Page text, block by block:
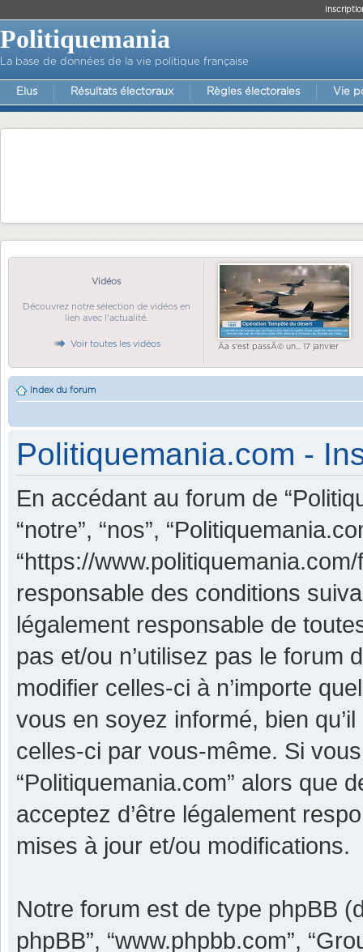
Politiquemania
La base de données de la vie politique française
Elus Résultats électoraux Règles électorales Vie
Vidéos
Découvrez notre sélection de vidéos en
lien avec l'actualité.
Voir toutes les vidéos Ãa s'est passÃ© un... 17 janvier
Index du forum
Politiquemania.com -
En accédant au forum de
“notre”, “nos”,
“https://
responsable des conditions
légalement responsable de
pas et/ou n’utilisez pas le forum
modifier celles-ci à n’importe
vous en soyez informé, bien
celles-ci par vous-même. Si
“Politiquemania.com” alors que
acceptez d’être légalement
mises à jour et/ou modifications.
Notre forum est de type phpBB
phpBB”, “www.phpbb.com”,